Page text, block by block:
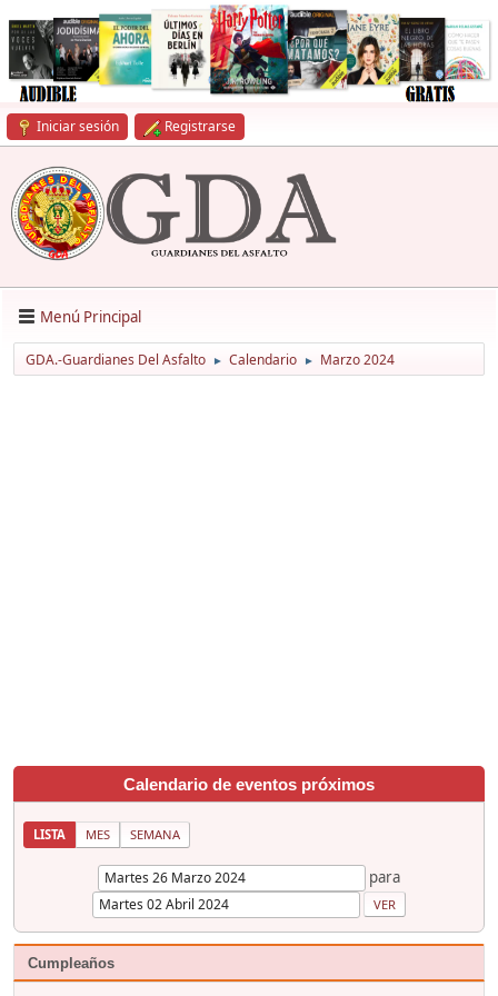
Iniciar sesión Registrarse
Menú Principal
GDA.-Guardianes Del Asfalto ► Calendario ► Marzo 2024
Calendario de eventos próximos
LISTA MES SEMANA
para
Cumpleaños